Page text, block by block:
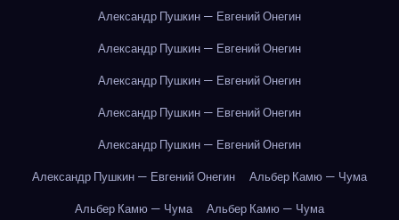
Александр Пушкин — Евгений Онегин
Александр Пушкин — Евгений Онегин
Александр Пушкин — Евгений Онегин
Александр Пушкин — Евгений Онегин
Александр Пушкин — Евгений Онегин
Александр Пушкин — Евгений Онегин
Альбер Камю — Чума
Альбер Камю — Чума
Альбер Камю — Чума